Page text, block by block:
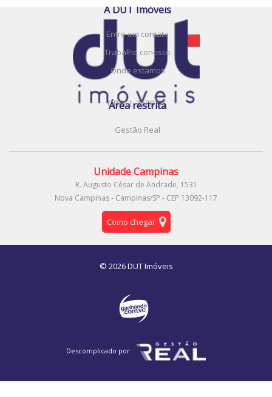
CRECI: 35883-J
A DUT Imóveis
Entre em contato
Trabalhe conosco
Onde estamos
Área restrita
Gestão Real
Unidade Campinas
R. Augusto César de Andrade, 1531
Nova Campinas - Campinas/SP - CEP 13092-117
Como chegar
© 2026 DUT Imóveis
Descomplicado por: